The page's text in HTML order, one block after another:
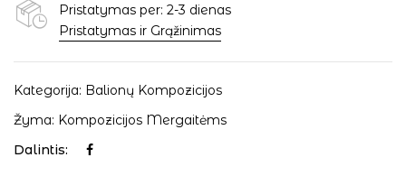
Pristatymas per: 2-3 dienas
Pristatymas ir Grąžinimas
Kategorija: Balionų Kompozicijos
Žyma: Kompozicijos Mergaitėms
Dalintis: